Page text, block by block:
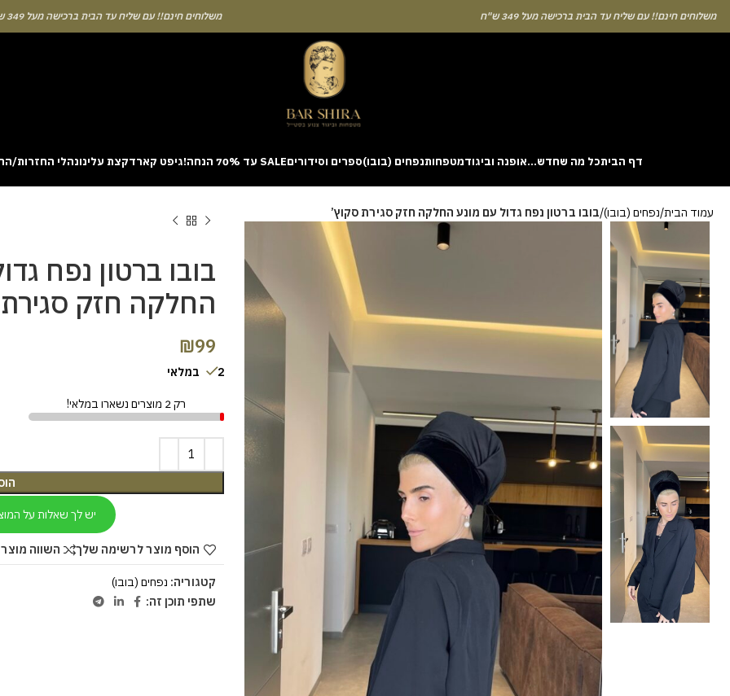
חינם!! עם שליח עד הבית ברכישה מעל 349 ש"ח משלוחים חינם!! עם שליח עד הבית ברכישה מעל 349 ש"ח
דף הביתכל מה שחדש…אופנה וביגודמטפחותנפחים (בובו)ספרים וסידוריםSALE עד 70% הנחה! גיפט קארדקצת עלינונהלי החזרות/
Learning the rhythm can take a few attempts. A helpful way to begin without risk is to use the Aviator demo mode and familiarise yourself
sites like [aviatordreamliner.com] where they discuss the statistical probability of long sessions. Reading these guides often reveals how the
provably fair system guarantees genuine randomness for every single bet you decide to place.
עמוד הבית נפחים (בובו) בובו ברטון נפח גדול עם מונע החלקה חזק סגירת סקוץ’
בובו ברטון נפח
החלקה חזק
₪99
2 במלאי
רק 2 מוצרים נשארו במלאי!
יש לך שאלות על
הוסף מוצר לרשימה שלך השווה
קטגוריה: נפחים (בובו)
שתפי תוכן זה: